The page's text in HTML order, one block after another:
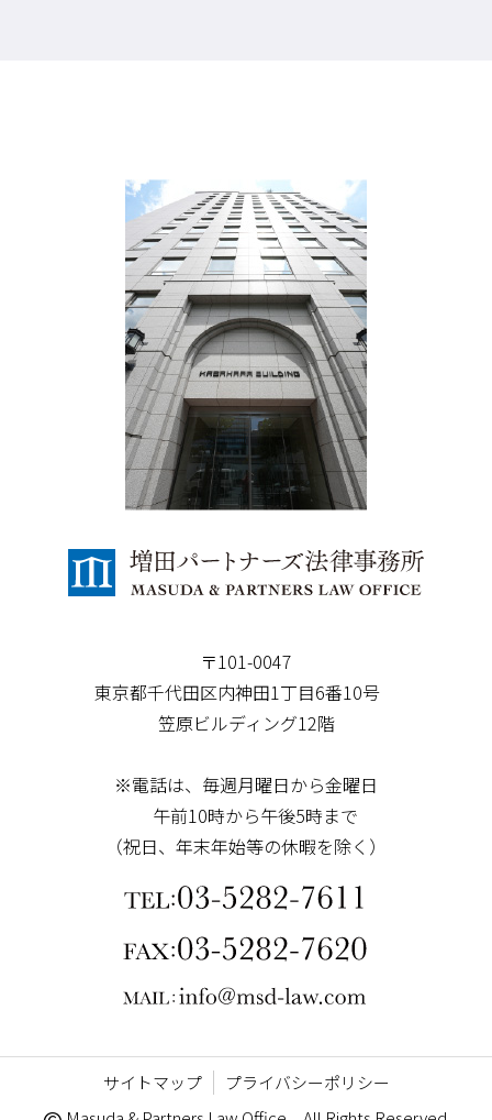
〒101-0047
東京都千代田区内神田1丁目6番10号
笠原ビルディング12階
※電話は、毎週月曜日から金曜日
午前10時から午後5時まで
（祝日、年末年始等の休暇を除く）
サイトマップ プライバシーポリシー